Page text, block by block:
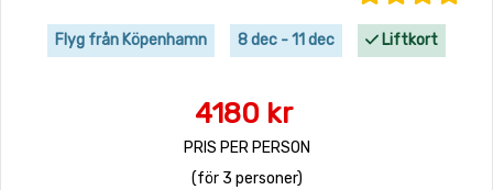
Flyg från Köpenhamn 8 dec - 11 dec Liftkort
4180 kr
PRIS PER PERSON
(för 3 personer)